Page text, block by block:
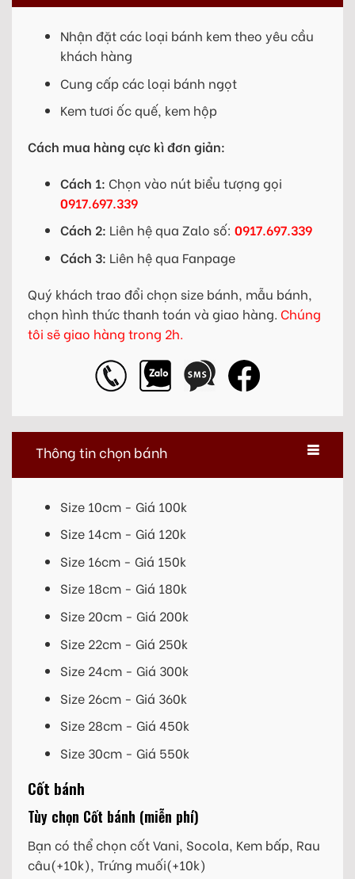
Nhận đặt các loại bánh kem theo yêu cầu
khách hàng
Cung cấp các loại bánh ngọt
Kem tươi ốc quế, kem hộp
Cách mua hàng cực kì đơn giản:
Cách 1: Chọn vào nút biểu tượng gọi
0917.697.339
Cách 2: Liên hệ qua Zalo số: 0917.697.339
Cách 3: Liên hệ qua Fanpage
Quý khách trao đổi chọn size bánh, mẫu bánh,
chọn hình thức thanh toán và giao hàng. Chúng
tôi sẽ giao hàng trong 2h.
Thông tin chọn bánh
Size 10cm - Giá 100k
Size 14cm - Giá 120k
Size 16cm - Giá 150k
Size 18cm - Giá 180k
Size 20cm - Giá 200k
Size 22cm - Giá 250k
Size 24cm - Giá 300k
Size 26cm - Giá 360k
Size 28cm - Giá 450k
Size 30cm - Giá 550k
Cốt bánh
Tùy chọn Cốt bánh (miễn phí)
Bạn có thể chọn cốt Vani, Socola, Kem bấp, Rau
câu(+10k), Trứng muối(+10k)